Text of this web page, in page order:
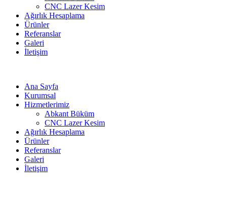
CNC Lazer Kesim
Ağırlık Hesaplama
Ürünler
Referanslar
Galeri
İletişim
Ana Sayfa
Kurumsal
Hizmetlerimiz
Abkant Büküm
CNC Lazer Kesim
Ağırlık Hesaplama
Ürünler
Referanslar
Galeri
İletişim